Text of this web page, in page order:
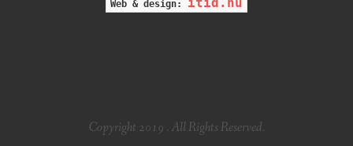
Web & design:
Copyright 2019 . All Rights Reserved.